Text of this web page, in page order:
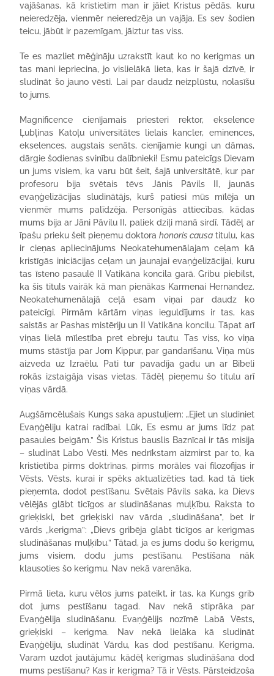
vajāšanas, kā kristietim man ir jāiet Kristus pēdās, kuru
neieredzēja, vienmēr neieredzēja un vajāja. Es sev šodien
teicu, jābūt ir pazemīgam, jāiztur tas viss.
Te es mazliet mēģināju uzrakstīt kaut ko no kerigmas un
tas mani iepriecina, jo vislielākā lieta, kas ir šajā dzīvē, ir
sludināt šo jauno vēsti. Lai par daudz neizplūstu, nolasīšu
to jums.
Magnificence cienījamais priesteri rektor, ekselence
Ļubļinas Katoļu universitātes lielais kancler, eminences,
ekselences, augstais senāts, cienījamie kungi un dāmas,
dārgie šodienas svinību dalībnieki! Esmu pateicīgs Dievam
un jums visiem, ka varu būt šeit, šajā universitātē, kur par
profesoru bija svētais tēvs Jānis Pāvils II, jaunās
evaņģelizācijas sludinātājs, kurš patiesi mūs mīlēja un
vienmēr mums palīdzēja. Personīgās attiecības, kādas
mums bija ar Jāni Pāvilu II, paliek dziļi manā sirdī. Tādēļ ar
īpašu prieku šeit pieņemu doktorahonoris causa titulu, kas
ir cieņas apliecinājums Neokatehumenālajam ceļam kā
kristīgās iniciācijas ceļam un jaunajai evaņģelizācijai, kuru
tas īsteno pasaulē II Vatikāna koncila garā. Gribu piebilst,
ka šis tituls vairāk kā man pienākas Karmenai Hernandez.
Neokatehumenālajā ceļā esam viņai par daudz ko
pateicīgi. Pirmām kārtām viņas ieguldījums ir tas, kas
saistās ar Pashas mistēriju un II Vatikāna koncilu. Tāpat arī
viņas lielā mīlestība pret ebreju tautu. Tas viss, ko viņa
mums stāstīja par Jom Kippur, par gandarīšanu. Viņa mūs
aizveda uz Izraēlu. Pati tur pavadīja gadu un ar Bībeli
rokās izstaigāja visas vietas. Tādēļ pieņemu šo titulu arī
viņas vārdā.
Augšāmcēlušais Kungs saka apustuļiem: „Ejiet un sludiniet
Evaņģēliju katrai radībai. Lūk, Es esmu ar jums līdz pat
pasaules beigām.” Šis Kristus bauslis Baznīcai ir tās misija
– sludināt Labo Vēsti. Mēs nedrīkstam aizmirst par to, ka
kristietība pirms doktrīnas, pirms morāles vai filozofijas ir
Vēsts. Vēsts, kurai ir spēks aktualizēties tad, kad tā tiek
pieņemta, dodot pestīšanu. Svētais Pāvils saka, ka Dievs
vēlējās glābt ticīgos ar sludināšanas muļķību. Raksta to
grieķiski, bet grieķiski nav vārda „sludināšana”, bet ir
vārds „kerigma”: „Dievs gribēja glābt ticīgos ar kerigmas
sludināšanas muļķību.” Tātad, ja es jums dodu šo kerigmu,
jums visiem, dodu jums pestīšanu. Pestīšana nāk
klausoties šo kerigmu. Nav nekā varenāka.
Pirmā lieta, kuru vēlos jums pateikt, ir tas, ka Kungs grib
dot jums pestīšanu tagad. Nav nekā stiprāka par
Evaņģēlija sludināšanu. Evaņģēlijs nozīmē Labā Vēsts,
grieķiski – kerigma. Nav nekā lielāka kā sludināt
Evaņģēliju, sludināt Vārdu, kas dod pestīšanu. Kerigma.
Varam uzdot jautājumu: kādēļ kerigmas sludināšana dod
mums pestīšanu? Kas ir kerigma? Tā ir Vēsts. Pārsteidzoša